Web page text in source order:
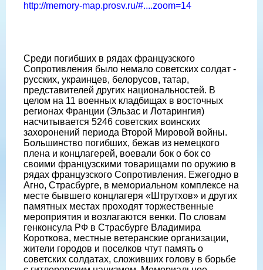
http://memory-map.prosv.ru/#....zoom=14
Среди погибших в рядах французского
Сопротивления было немало советских солдат -
русских, украинцев, белорусов, татар,
представителей других национальностей. В
целом на 11 военных кладбищах в восточных
регионах Франции (Эльзас и Лотарингия)
насчитывается 5246 советских воинских
захоронений периода Второй Мировой войны.
Большинство погибших, бежав из немецкого
плена и концлагерей, воевали бок о бок со
своими французскими товарищами по оружию в
рядах французского Сопротивления. Ежегодно в
Агно, Страсбурге, в мемориальном комплексе на
месте бывшего концлагеря «Штрутхов» и других
памятных местах проходят торжественные
мероприятия и возлагаются венки. По словам
генконсула РФ в Страсбурге Владимира
Короткова, местные ветеранские организации,
жители городов и поселков чтут память о
советских солдатах, сложивших голову в борьбе